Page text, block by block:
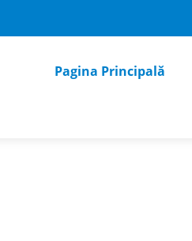
Pagina Principală